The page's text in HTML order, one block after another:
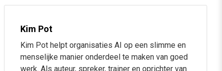
AI-tools voor het optimaliseren van conversieratio’s
AI perfect instrueren: do’s & dont’s
Kim Pot
Kim Pot helpt organisaties AI op een slimme en
menselijke manier onderdeel te maken van goed
werk. Als auteur, spreker, trainer en oprichter van